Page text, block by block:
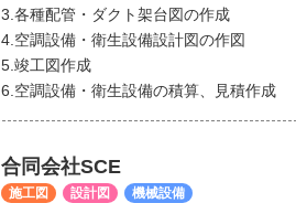
3.各種配管・ダクト架台図の作成
4.空調設備・衛生設備設計図の作図
5.竣工図作成
6.空調設備・衛生設備の積算、見積作成
合同会社SCE
施工図 設計図 機械設備